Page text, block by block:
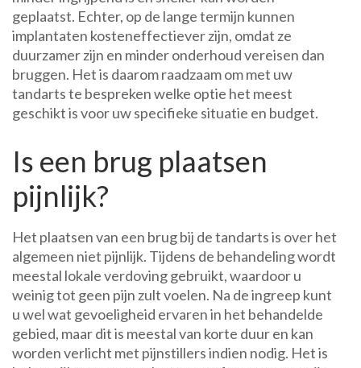
geplaatst. Echter, op de lange termijn kunnen
implantaten kosteneffectiever zijn, omdat ze
duurzamer zijn en minder onderhoud vereisen dan
bruggen. Het is daarom raadzaam om met uw
tandarts te bespreken welke optie het meest
geschikt is voor uw specifieke situatie en budget.
Is een brug plaatsen
pijnlijk?
Het plaatsen van een brug bij de tandarts is over het
algemeen niet pijnlijk. Tijdens de behandeling wordt
meestal lokale verdoving gebruikt, waardoor u
weinig tot geen pijn zult voelen. Na de ingreep kunt
u wel wat gevoeligheid ervaren in het behandelde
gebied, maar dit is meestal van korte duur en kan
worden verlicht met pijnstillers indien nodig. Het is